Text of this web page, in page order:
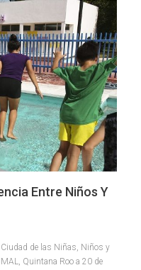
Entre Niños Y
de las Niñas, Niños y
Quintana Roo a 20 de